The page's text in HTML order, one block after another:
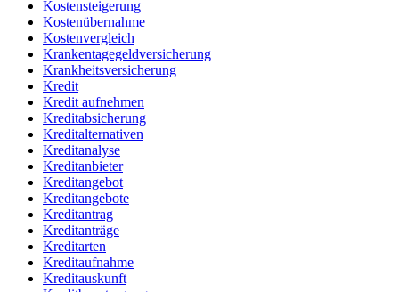
Kostensteigerung
Kostenübernahme
Kostenvergleich
Krankentagegeldversicherung
Krankheitsversicherung
Kredit
Kredit aufnehmen
Kreditabsicherung
Kreditalternativen
Kreditanalyse
Kreditanbieter
Kreditangebot
Kreditangebote
Kreditantrag
Kreditanträge
Kreditarten
Kreditaufnahme
Kreditauskunft